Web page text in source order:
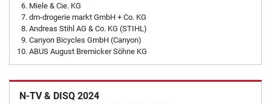
Miele & Cie. KG
dm-drogerie markt GmbH + Co. KG
Andreas Stihl AG & Co. KG (STIHL)
Canyon Bicycles GmbH (Canyon)
ABUS August Bremicker Söhne KG
N-TV & DISQ 2024